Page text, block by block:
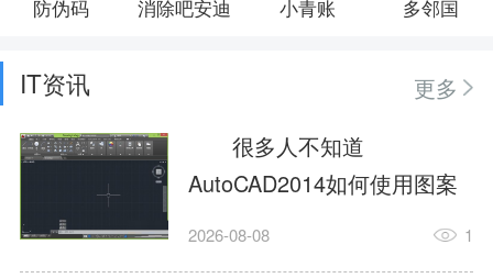
防伪码 消除吧安迪 小青账 多邻国
IT资讯
更多
很多人不知道
AutoCAD2014如何使用图案
填充?今日为你们带来的文章
2026-08-08 1